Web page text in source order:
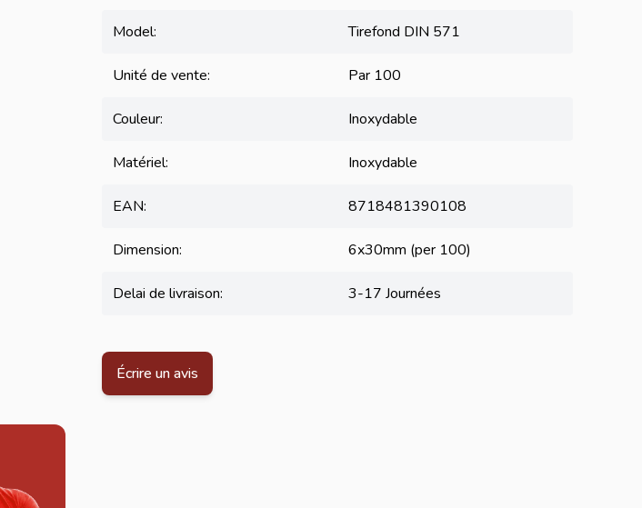
Model: Tirefond DIN 571
Unité de vente: Par 100
Couleur: Inoxydable
Matériel: Inoxydable
EAN: 8718481390108
Dimension: 6x30mm (per 100)
Delai de livraison: 3-17 Journées
Écrire un avis